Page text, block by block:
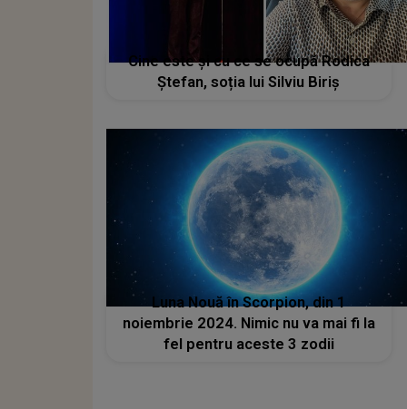
Cine este și cu ce se ocupă Rodica
Ștefan, soția lui Silviu Biriș
Luna Nouă în Scorpion, din 1
noiembrie 2024. Nimic nu va mai fi la
fel pentru aceste 3 zodii